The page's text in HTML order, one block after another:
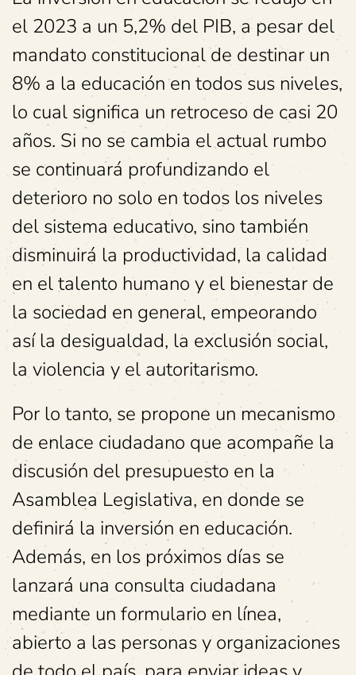
el 2023 a un 5,2% del PIB, a pesar del
mandato constitucional de destinar un
8% a la educación en todos sus niveles,
lo cual significa un retroceso de casi 20
años. Si no se cambia el actual rumbo
se continuará profundizando el
deterioro no solo en todos los niveles
del sistema educativo, sino también
disminuirá la productividad, la calidad
en el talento humano y el bienestar de
la sociedad en general, empeorando
así la desigualdad, la exclusión social,
la violencia y el autoritarismo.
Por lo tanto, se propone un mecanismo
de enlace ciudadano que acompañe la
discusión del presupuesto en la
Asamblea Legislativa, en donde se
definirá la inversión en educación.
Además, en los próximos días se
lanzará una consulta ciudadana
mediante un formulario en línea,
abierto a las personas y organizaciones